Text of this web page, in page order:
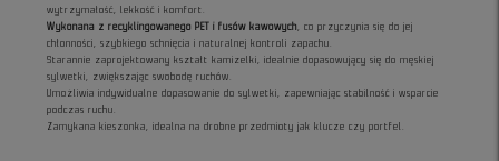
wytrzymałość, lekkość i komfort.
Wykonana z recyklingowanego PET i fusów kawowych
, co przyczynia się do jej
chłonności, szybkiego schnięcia i naturalnej kontroli zapachu.
Starannie zaprojektowany kształt kamizelki, idealnie dopasowujący się do męskiej
sylwetki, zwiększając swobodę ruchów.
Umożliwia indywidualne dopasowanie do sylwetki, zapewniając stabilność i wsparcie
podczas ruchu.
Zamykana kieszonka, idealna na drobne przedmioty jak klucze czy portfel.